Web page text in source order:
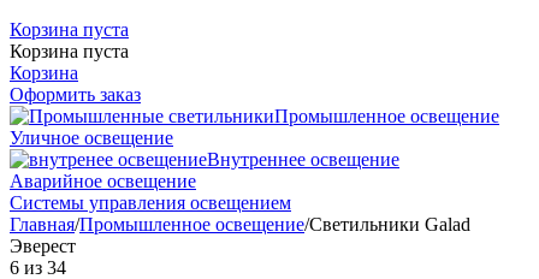
Корзина пуста
Корзина пуста
Корзина
Оформить заказ
Промышленное освещение
Уличное освещение
Внутреннее освещение
Аварийное освещение
Системы управления освещением
Главная/Промышленное освещение/Светильники Galad
Эверест
6 из 34